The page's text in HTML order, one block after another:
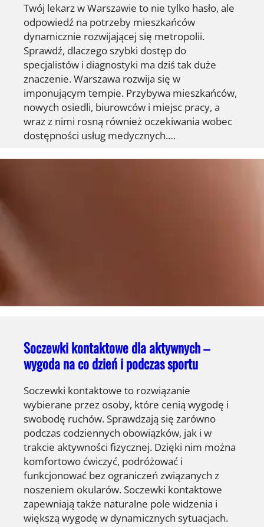
Twój lekarz w Warszawie to nie tylko hasło, ale
odpowiedź na potrzeby mieszkańców
dynamicznie rozwijającej się metropolii.
Sprawdź, dlaczego szybki dostęp do
specjalistów i diagnostyki ma dziś tak duże
znaczenie. Warszawa rozwija się w
imponującym tempie. Przybywa mieszkańców,
nowych osiedli, biurowców i miejsc pracy, a
wraz z nimi rosną również oczekiwania wobec
dostępności usług medycznych.…
Soczewki kontaktowe dla aktywnych –
wygoda na co dzień i podczas sportu
Soczewki kontaktowe to rozwiązanie
wybierane przez osoby, które cenią wygodę i
swobodę ruchów. Sprawdzają się zarówno
podczas codziennych obowiązków, jak i w
trakcie aktywności fizycznej. Dzięki nim można
komfortowo ćwiczyć, podróżować i
funkcjonować bez ograniczeń związanych z
noszeniem okularów. Soczewki kontaktowe
zapewniają także naturalne pole widzenia i
większą wygodę w dynamicznych sytuacjach.